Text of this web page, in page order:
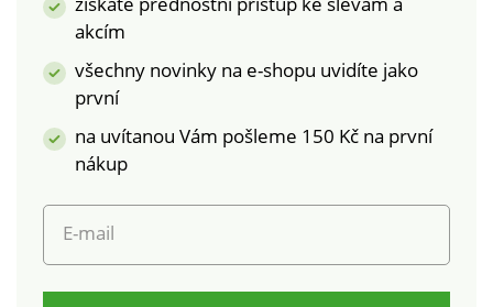
akcím
všechny novinky na e-shopu uvidíte jako
první
na uvítanou Vám pošleme 150 Kč na první
nákup
E-mail